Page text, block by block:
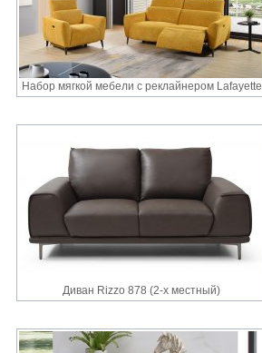
Набор мягкой мебели с реклайнером Lafayette
Диван Rizzo 878 (2-х местный)